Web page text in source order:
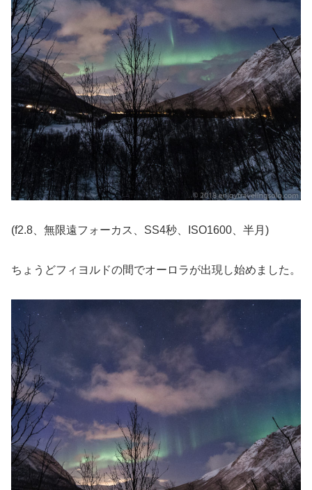
(f2.8、無限遠フォーカス、SS4秒、ISO1600、半月)
ちょうどフィヨルドの間でオーロラが出現し始めました。